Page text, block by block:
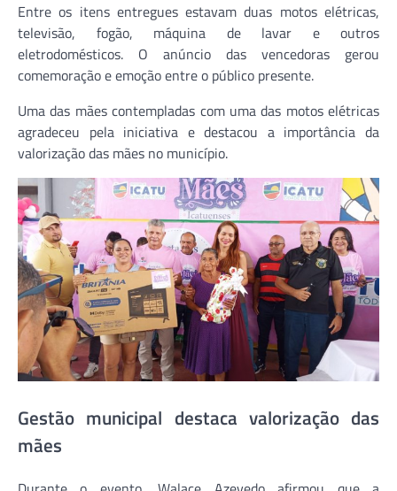
Entre os itens entregues estavam duas motos elétricas,
televisão, fogão, máquina de lavar e outros
eletrodomésticos. O anúncio das vencedoras gerou
comemoração e emoção entre o público presente.
Uma das mães contempladas com uma das motos elétricas
agradeceu pela iniciativa e destacou a importância da
valorização das mães no município.
Gestão municipal destaca valorização das
mães